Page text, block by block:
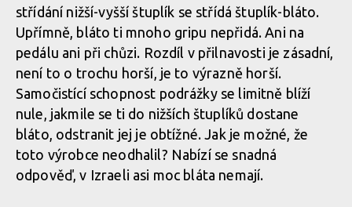
Nižší a vyšší, stále dokola po celé délce podrážky
Nižší a vyšší, stále dokola po celé délce podrážky
Nižší a vyšší, stále dokola po celé délce podrážky
střídání nižší-vyšší štuplík se střídá štuplík-bláto.
Upřímně, bláto ti mnoho gripu nepřidá. Ani na
pedálu ani při chůzi. Rozdíl v přilnavosti je zásadní,
není to o trochu horší, je to výrazně horší.
Samočistící schopnost podrážky se limitně blíží
nule, jakmile se ti do nižších štuplíků dostane
bláto, odstranit jej je obtížné. Jak je možné, že
toto výrobce neodhalil? Nabízí se snadná
odpověď, v Izraeli asi moc bláta nemají.